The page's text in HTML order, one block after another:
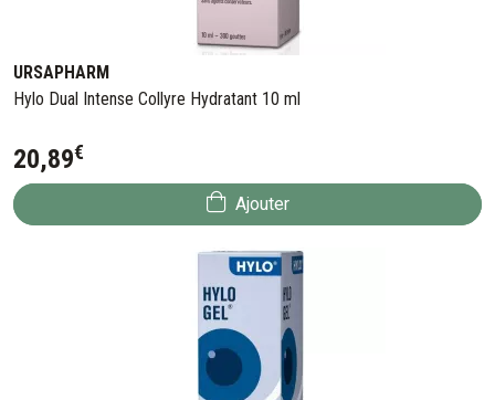
URSAPHARM
Hylo Dual Intense Collyre Hydratant 10 ml
20,89€
Ajouter